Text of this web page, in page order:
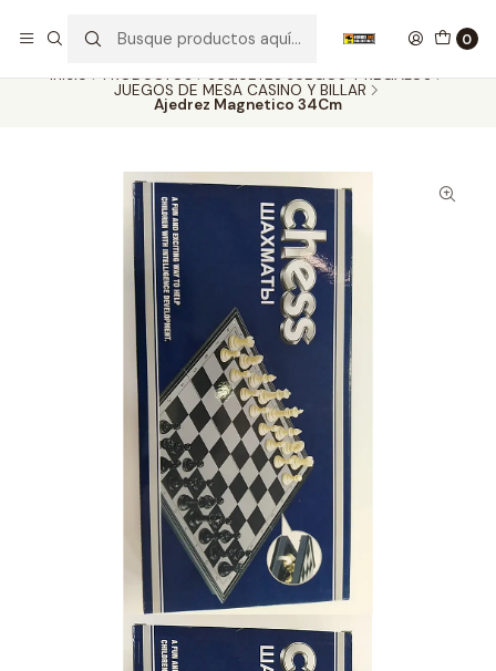
0
Inicio PRODUCTOS
JUGUETES JUEGOS Y REGALOS
JUEGOS DE MESA CASINO Y BILLAR
Ajedrez Magnetico 34Cm